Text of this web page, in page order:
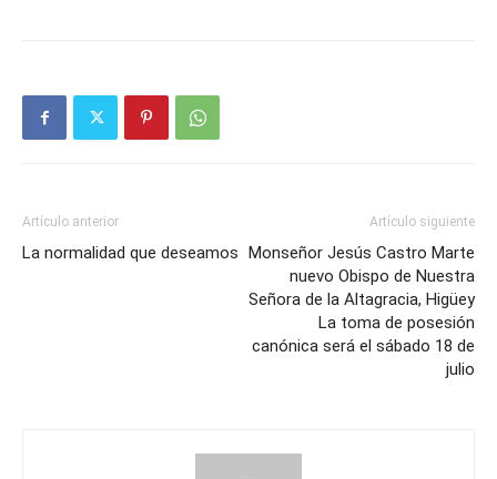
Artículo anterior
La normalidad que deseamos
Artículo siguiente
Monseñor Jesús Castro Marte
nuevo Obispo de Nuestra
Señora de la Altagracia, Higüey
La toma de posesión
canónica será el sábado 18 de
julio